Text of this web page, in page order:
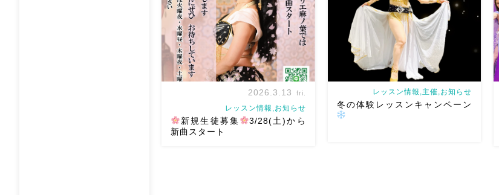
表現することで違う自分になれる
な
どなど ₊˚ […]
もありますので奏者の方はぜひ
奏者
の方もダン […]
2026.3.13 fri.
レッスン情報,お知らせ
新規生徒募集
3/28(土)から
新曲スタート
レッスン情報,主催,お知らせ
冬の体験レッスンキャンペーン